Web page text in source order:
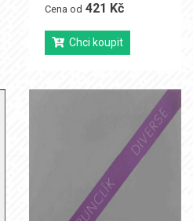
Cena od 421 Kč
Chci koupit